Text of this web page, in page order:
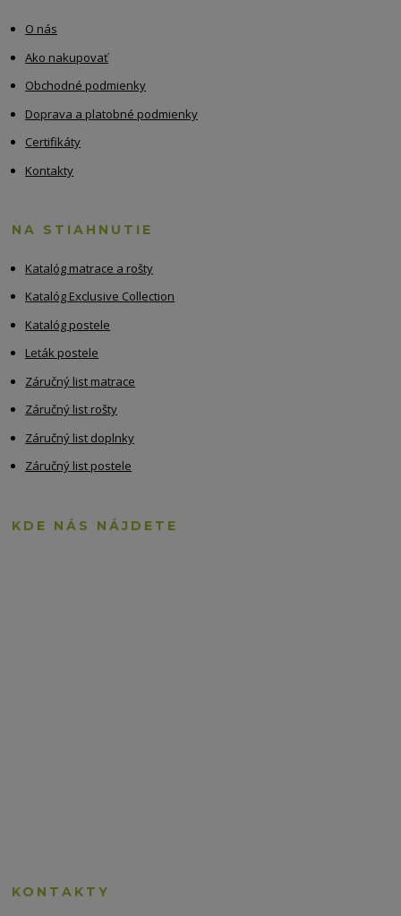
O nás
Ako nakupovať
Obchodné podmienky
Doprava a platobné podmienky
Certifikáty
Kontakty
NA STIAHNUTIE
Katalóg matrace a rošty
Katalóg Exclusive Collection
Katalóg postele
Leták postele
Záručný list matrace
Záručný list rošty
Záručný list doplnky
Záručný list postele
KDE NÁS NÁJDETE
KONTAKTY